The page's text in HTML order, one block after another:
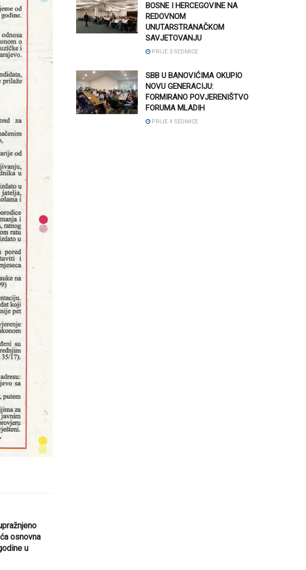
osnovna
u
BOSNE I HERCEGOVINE NA
REDOVNOM
UNUTARSTRANAČKOM
SAVJETOVANJU
PRIJE 3 SEDMICE
SBB U BANOVIĆIMA OKUPIO
NOVU GENERACIJU:
FORMIRANO POVJERENIŠTVO
FORUMA MLADIH
PRIJE 4 SEDMICE